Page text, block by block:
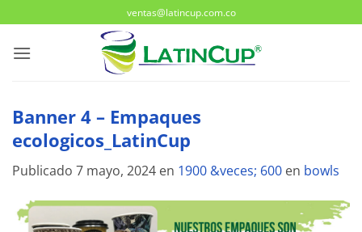
al
contenido
ventas@latincup.com.co
Banner 4 – Empaques
ecologicos_LatinCup
Publicado 7 mayo, 2024 en 1900 &veces; 600 en bowls